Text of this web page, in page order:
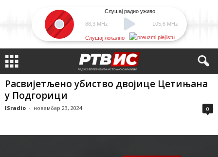
88,3 MHz
Слушај радио уживо
105,6 MHz
Слушај локално
Расвијетљено убиство двојице Цетињана
у Подгорици
ISradio - новембар 23, 2024 0